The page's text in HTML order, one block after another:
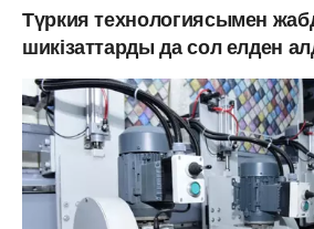
Түркия технологиясымен
шикізаттарды да сол елден